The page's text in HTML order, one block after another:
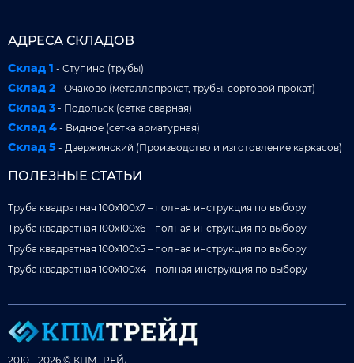
АДРЕСА СКЛАДОВ
Склад 1 - Ступино (трубы)
Склад 2 - Очаково (металлопрокат, трубы, сортовой прокат)
Склад 3 - Подольск (сетка сварная)
Склад 4 - Видное (сетка арматурная)
Склад 5 - Дзержинский (Производство и изготовление каркасов)
ПОЛЕЗНЫЕ СТАТЬИ
Труба квадратная 100x100x7 – полная инструкция по выбору
Труба квадратная 100x100x6 – полная инструкция по выбору
Труба квадратная 100x100x5 – полная инструкция по выбору
Труба квадратная 100x100x4 – полная инструкция по выбору
2010 - 2026 © КПМТРЕЙД